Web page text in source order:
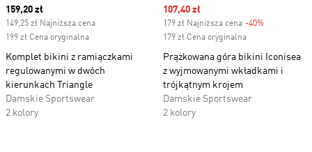
Current price
159,20 zł
149,25 zł Najniższa cena
199 zł Cena oryginalna
Komplet bikini z ramiączkami
regulowanymi w dwóch
kierunkach Triangle
Damskie Sportswear
2 kolory
Sale price
107,40 zł
179 zł Najniższa cena -40%
179 zł Cena oryginalna
Prążkowana góra bikini Iconisea
z wyjmowanymi wkładkami i
trójkątnym krojem
Damskie Sportswear
2 kolory